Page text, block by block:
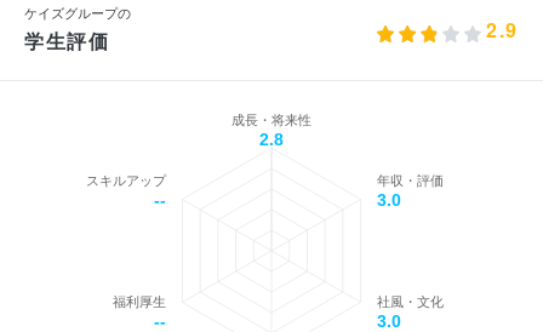
ケイズグループの
学生評価 2.9
成長・将来性
2.8
年収・評価
3.0
社風・文化
3.0
福利厚生
--
スキルアップ
--